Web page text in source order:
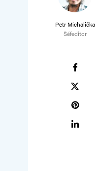
Petr Michalička
Šéfeditor